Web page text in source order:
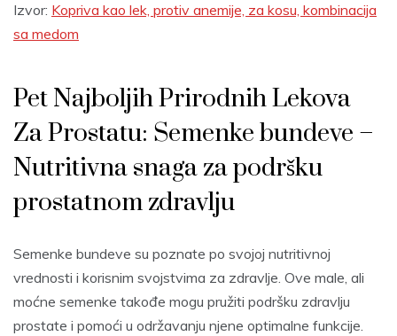
Izvor: Kopriva kao lek, protiv anemije, za kosu, kombinacija
sa medom
Pet Najboljih Prirodnih Lekova
Za Prostatu: Semenke bundeve –
Nutritivna snaga za podršku
prostatnom zdravlju
Semenke bundeve su poznate po svojoj nutritivnoj
vrednosti i korisnim svojstvima za zdravlje. Ove male, ali
moćne semenke takođe mogu pružiti podršku zdravlju
prostate i pomoći u održavanju njene optimalne funkcije.